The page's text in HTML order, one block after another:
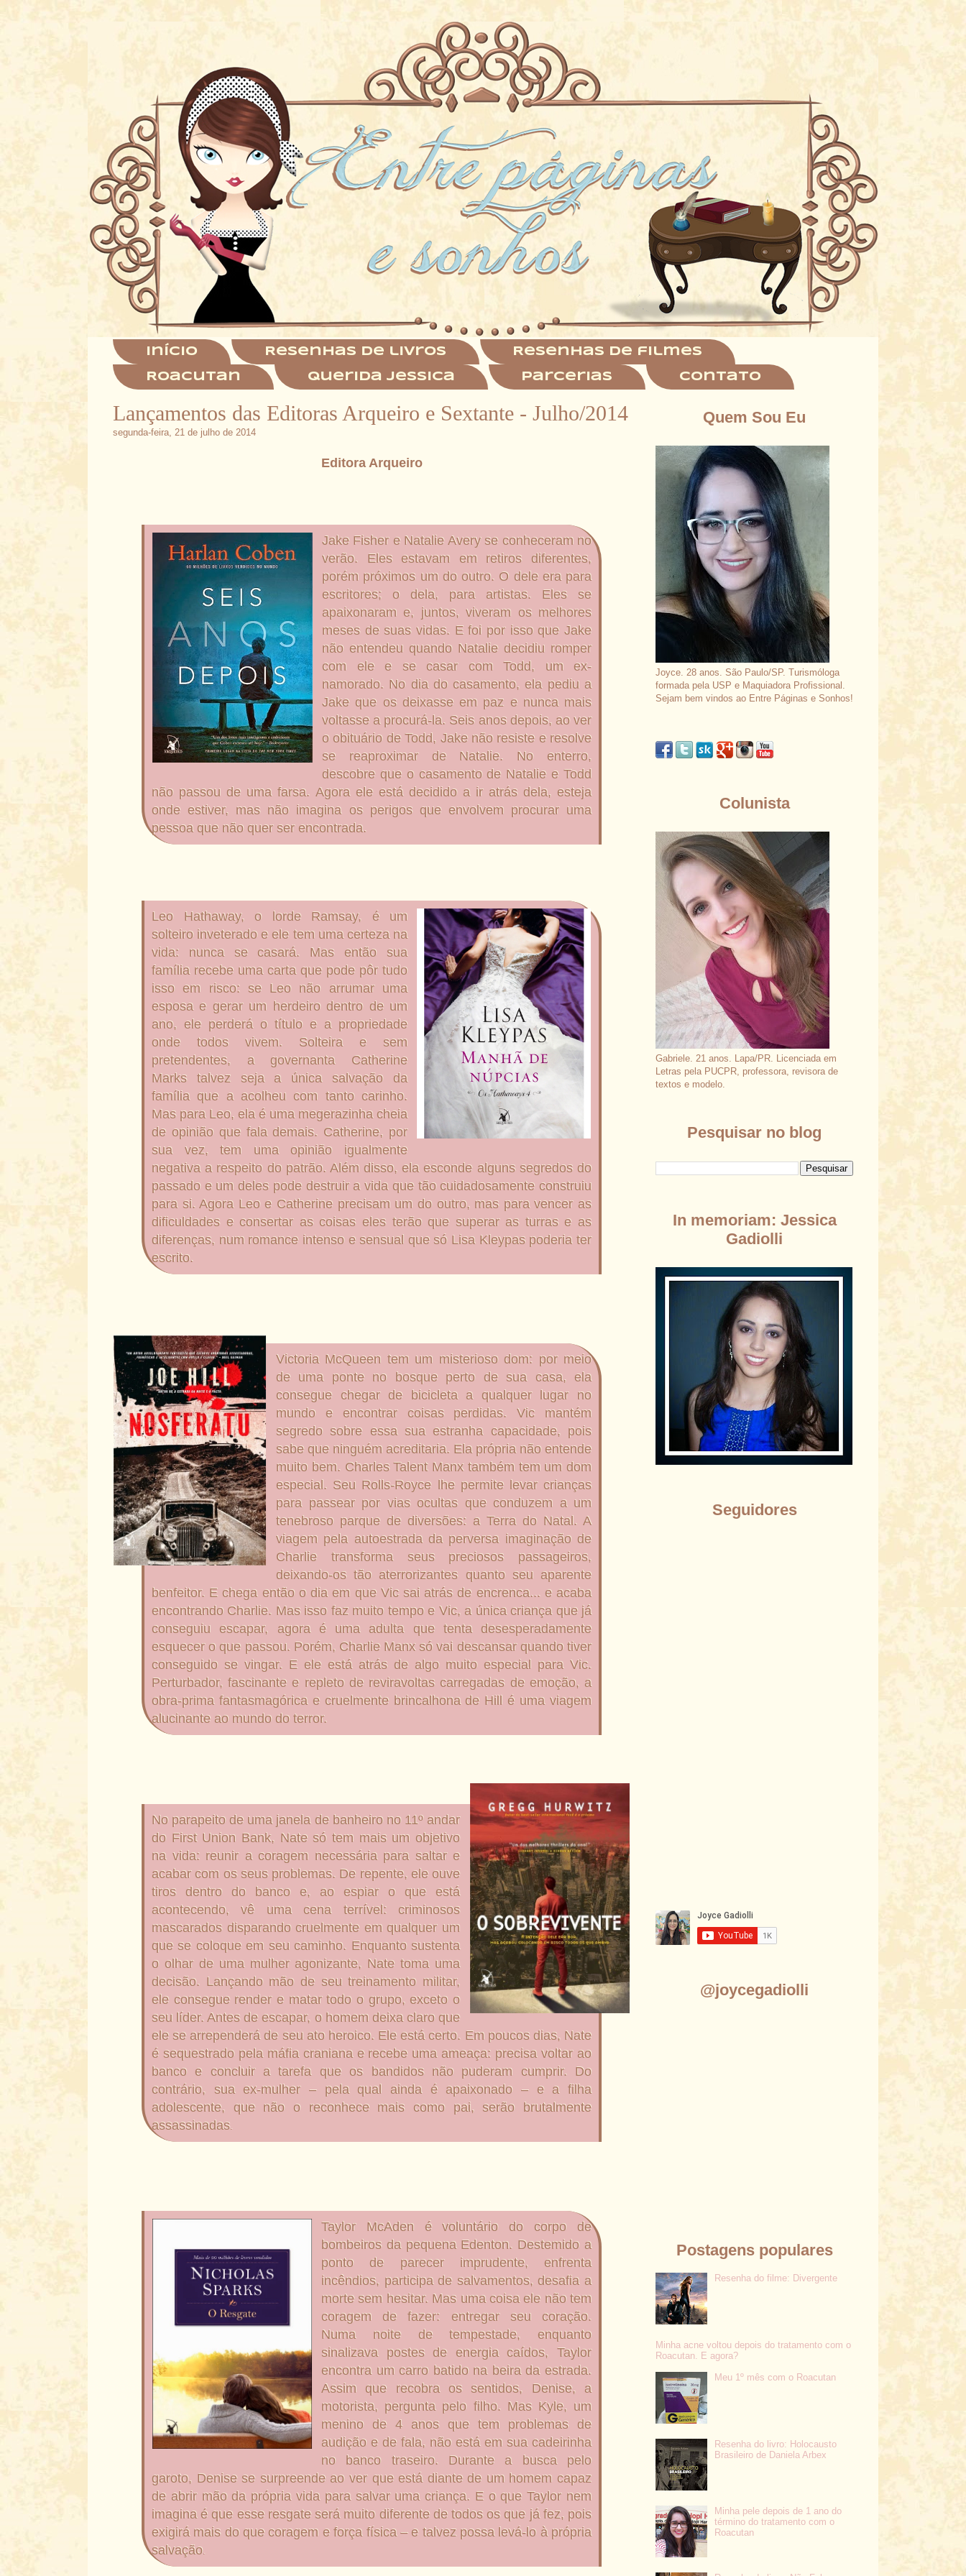
Início Resenhas de livros Resenhas de filmes
Roacutan Querida Jessica Parcerias Contato
Lançamentos das Editoras Arqueiro e Sextante - Julho/2014
segunda-feira, 21 de julho de 2014
Editora Arqueiro
Jake Fisher e Natalie Avery se conheceram no
verão. Eles estavam em retiros diferentes,
porém próximos um do outro. O dele era para
escritores; o dela, para artistas. Eles se
apaixonaram e, juntos, viveram os melhores
meses de suas vidas. E foi por isso que Jake
não entendeu quando Natalie decidiu romper
com ele e se casar com Todd, um ex-
namorado. No dia do casamento, ela pediu a
Jake que os deixasse em paz e nunca mais
voltasse a procurá-la. Seis anos depois, ao ver
o obituário de Todd, Jake não resiste e resolve
se reaproximar de Natalie. No enterro,
descobre que o casamento de Natalie e Todd
não passou de uma farsa. Agora ele está decidido a ir atrás dela, esteja
onde estiver, mas não imagina os perigos que envolvem procurar uma
pessoa que não quer ser encontrada.
Leo Hathaway, o lorde Ramsay, é um
solteiro inveterado e ele tem uma certeza na
vida: nunca se casará. Mas então sua
família recebe uma carta que pode pôr tudo
isso em risco: se Leo não arrumar uma
esposa e gerar um herdeiro dentro de um
ano, ele perderá o título e a propriedade
onde todos vivem. Solteira e sem
pretendentes, a governanta Catherine
Marks talvez seja a única salvação da
família que a acolheu com tanto carinho.
Mas para Leo, ela é uma megerazinha cheia
de opinião que fala demais. Catherine, por
sua vez, tem uma opinião igualmente
negativa a respeito do patrão. Além disso, ela esconde alguns segredos do
passado e um deles pode destruir a vida que tão cuidadosamente construiu
para si. Agora Leo e Catherine precisam um do outro, mas para vencer as
dificuldades e consertar as coisas eles terão que superar as turras e as
diferenças, num romance intenso e sensual que só Lisa Kleypas poderia ter
escrito.
Victoria McQueen tem um misterioso dom: por meio
de uma ponte no bosque perto de sua casa, ela
consegue chegar de bicicleta a qualquer lugar no
mundo e encontrar coisas perdidas. Vic mantém
segredo sobre essa sua estranha capacidade, pois
sabe que ninguém acreditaria. Ela própria não entende
muito bem. Charles Talent Manx também tem um dom
especial. Seu Rolls-Royce lhe permite levar crianças
para passear por vias ocultas que conduzem a um
tenebroso parque de diversões: a Terra do Natal. A
viagem pela autoestrada da perversa imaginação de
Charlie transforma seus preciosos passageiros,
deixando-os tão aterrorizantes quanto seu aparente
benfeitor. E chega então o dia em que Vic sai atrás de encrenca... e acaba
encontrando Charlie. Mas isso faz muito tempo e Vic, a única criança que já
conseguiu escapar, agora é uma adulta que tenta desesperadamente
esquecer o que passou. Porém, Charlie Manx só vai descansar quando tiver
conseguido se vingar. E ele está atrás de algo muito especial para Vic.
Perturbador, fascinante e repleto de reviravoltas carregadas de emoção, a
obra-prima fantasmagórica e cruelmente brincalhona de Hill é uma viagem
alucinante ao mundo do terror.
No parapeito de uma janela de banheiro no 11º andar
do First Union Bank, Nate só tem mais um objetivo
na vida: reunir a coragem necessária para saltar e
acabar com os seus problemas. De repente, ele ouve
tiros dentro do banco e, ao espiar o que está
acontecendo, vê uma cena terrível: criminosos
mascarados disparando cruelmente em qualquer um
que se coloque em seu caminho. Enquanto sustenta
o olhar de uma mulher agonizante, Nate toma uma
decisão. Lançando mão de seu treinamento militar,
ele consegue render e matar todo o grupo, exceto o
seu líder. Antes de escapar, o homem deixa claro que
ele se arrependerá de seu ato heroico. Ele está certo. Em poucos dias, Nate
é sequestrado pela máfia craniana e recebe uma ameaça: precisa voltar ao
banco e concluir a tarefa que os bandidos não puderam cumprir. Do
contrário, sua ex-mulher – pela qual ainda é apaixonado – e a filha
adolescente, que não o reconhece mais como pai, serão brutalmente
assassinadas.
Taylor McAden é voluntário do corpo de
bombeiros da pequena Edenton. Destemido a
ponto de parecer imprudente, enfrenta
incêndios, participa de salvamentos, desafia a
morte sem hesitar. Mas uma coisa ele não tem
coragem de fazer: entregar seu coração.
Numa noite de tempestade, enquanto
sinalizava postes de energia caídos, Taylor
encontra um carro batido na beira da estrada.
Assim que recobra os sentidos, Denise, a
motorista, pergunta pelo filho. Mas Kyle, um
menino de 4 anos que tem problemas de
audição e de fala, não está em sua cadeirinha
no banco traseiro. Durante a busca pelo
garoto, Denise se surpreende ao ver que está diante de um homem capaz
de abrir mão da própria vida para salvar uma criança. E o que Taylor nem
imagina é que esse resgate será muito diferente de todos os que já fez, pois
exigirá mais do que coragem e força física – e talvez possa levá-lo à própria
salvação.
Quem Sou Eu
Joyce. 28 anos. São Paulo/SP. Turismóloga
formada pela USP e Maquiadora Profissional.
Sejam bem vindos ao Entre Páginas e Sonhos!
Colunista
Gabriele. 21 anos. Lapa/PR. Licenciada em
Letras pela PUCPR, professora, revisora de
textos e modelo.
Pesquisar no blog
In memoriam: Jessica
Gadiolli
Seguidores
@joycegadiolli
Postagens populares
Resenha do filme: Divergente
Minha acne voltou depois do tratamento com o
Roacutan. E agora?
Meu 1º mês com o Roacutan
Resenha do livro: Holocausto
Brasileiro de Daniela Arbex
Minha pele depois de 1 ano do
término do tratamento com o
Roacutan